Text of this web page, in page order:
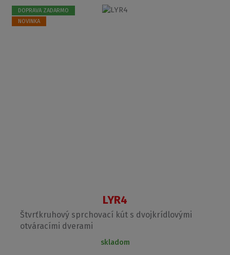
DOPRAVA ZADARMO
NOVINKA
LYR4
Štvrťkruhový sprchovací kút s dvojkrídlovými
otváracími dverami
skladom